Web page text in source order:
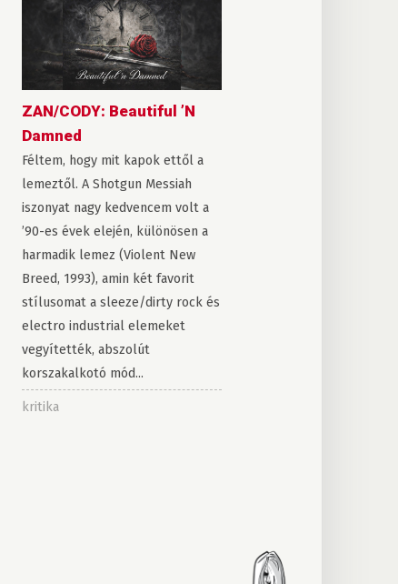
ZAN/CODY: Beautiful ’N
Damned
Féltem, hogy mit kapok ettől a
lemeztől. A Shotgun Messiah
iszonyat nagy kedvencem volt a
’90-es évek elején, különösen a
harmadik lemez (Violent New
Breed, 1993), amin két favorit
stílusomat a sleeze/dirty rock és
electro industrial elemeket
vegyítették, abszolút
korszakalkotó mód...
kritika